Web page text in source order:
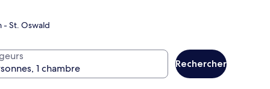
- St. Oswald
Rechercher